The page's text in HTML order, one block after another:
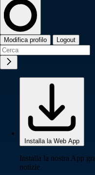
Modifica profilo Logout
Installa la Web App
Installa la nostra App
notizie